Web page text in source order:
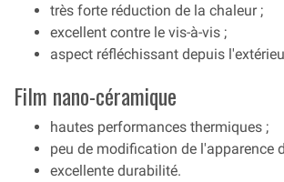
très forte réduction de la chaleur ;
excellent contre le vis-à-vis ;
aspect réfléchissant depuis
Film nano-céramique
hautes performances thermiques ;
peu de modification de l'apparence
excellente durabilité.